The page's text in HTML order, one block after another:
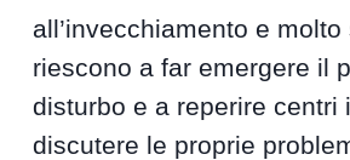
all’invecchiamento e
riescono a far emergere il
disturbo e a reperire centri
discutere le proprie